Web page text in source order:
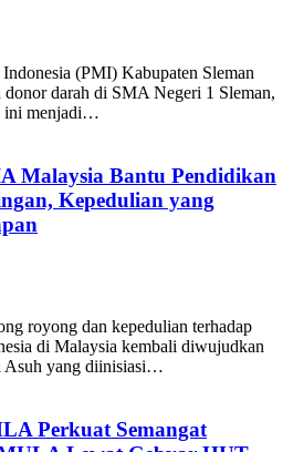
(PMI) Kabupaten Sleman
donor darah di SMA Negeri 1 Sleman,
ini menjadi…
Malaysia Bantu Pendidikan
Kepedulian yang
royong dan kepedulian terhadap
di Malaysia kembali diwujudkan
Asuh yang diinisiasi…
Perkuat Semangat